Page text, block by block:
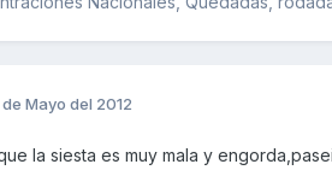
de Mayo del 2012
la siesta es muy mala y